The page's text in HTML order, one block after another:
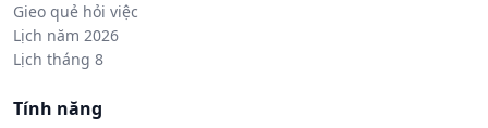
Gieo quẻ hỏi việc
Lịch năm 2026
Lịch tháng 8
Tính năng